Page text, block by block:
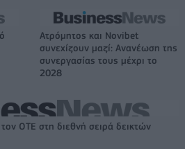
Ατρόμητος και Novibet
συνεχίζουν μαζί: Ανανέωση της
συνεργασίας τους μέχρι το
2028
ΟΤΕ στη διεθνή σειρά δεικτών